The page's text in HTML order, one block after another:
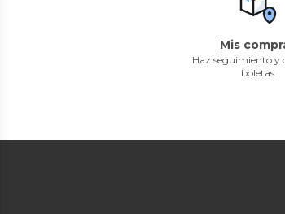
Mis
Haz seguimiento y
boletas